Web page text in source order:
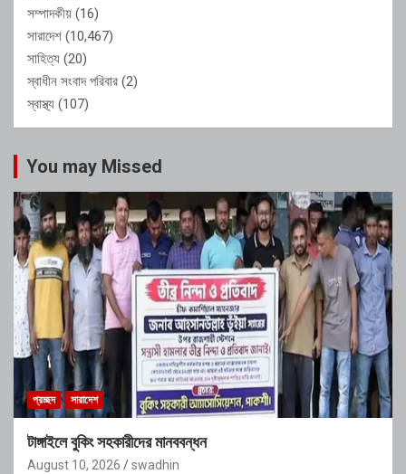
সম্পাদকীয় (16)
সারাদেশ (10,467)
সাহিত্য (20)
স্বাধীন সংবাদ পরিবার (2)
স্বাস্থ্য (107)
You may Missed
প্রচ্ছদ সারাদেশ
টাঙ্গাইলে বুকিং সহকারীদের মানববন্ধন
August 10, 2026 swadhin